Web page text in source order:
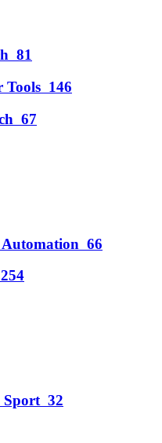
81
Tools 146
67
Automation 66
254
Sport 32